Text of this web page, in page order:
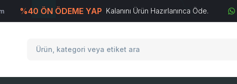
%40 ÖN ÖDEME YAP Kalanını Ürün Hazırlanınca Öde.
T-Soft E-TicaretSistemleriyle Hazırlanmıştır.